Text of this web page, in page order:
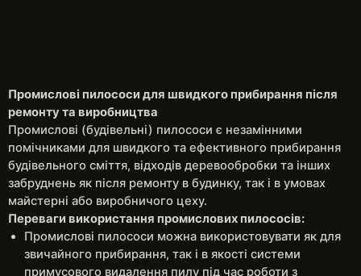
Промислові пилососи для швидкого прибирання після
ремонту та виробництва
Промислові (будівельні) пилососи є незамінними
помічниками для швидкого та ефективного прибирання
будівельного сміття, відходів деревообробки та інших
забруднень як після ремонту в будинку, так і в умовах
майстерні або виробничого цеху.
Переваги використання промислових пилососів:
Промислові пилососи можна використовувати як для
звичайного прибирання, так і в якості системи
примусового видалення пилу під час роботи з